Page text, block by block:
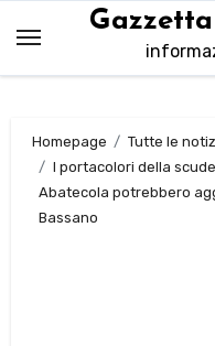
contenuto
Homepage Tutte le
I portacolori della
Abatecola potrebbero
Bassano